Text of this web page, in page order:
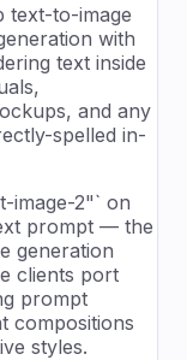
text-to-image
with
text inside
and any
spelled in-
image-2"` on
prompt — the
generation
clients port
prompt
compositions
styles.